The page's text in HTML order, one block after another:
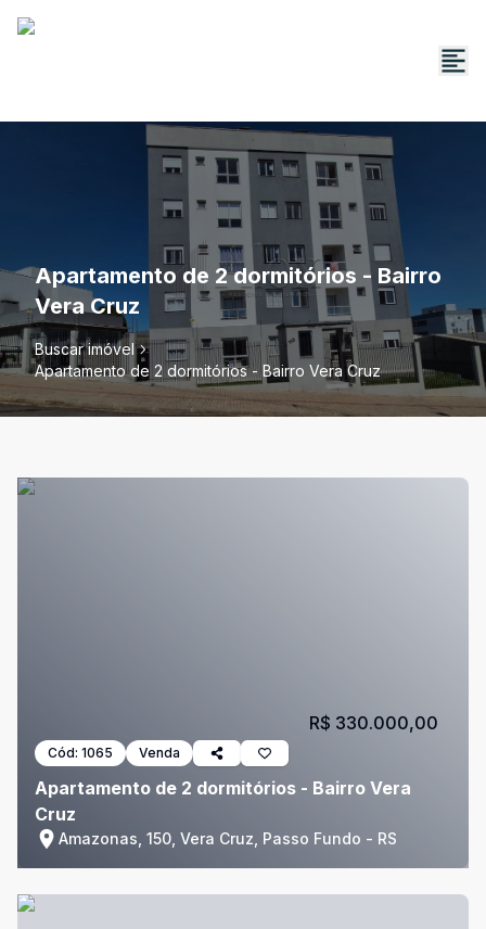
Apartamento de 2 dormitórios - Bairro
Vera Cruz
Buscar imóvel
Apartamento de 2 dormitórios - Bairro Vera Cruz
Cód: 1065 Venda
Apartamento de 2 dormitórios - Bairro Vera
Cruz
Amazonas, 150, Vera Cruz, Passo Fundo - RS
R$ 330.000,00